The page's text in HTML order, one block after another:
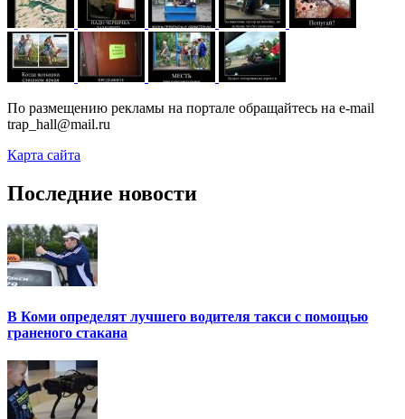
По размещению рекламы на портале обращайтесь на e-mail
trap_hall@mail.ru
Карта сайта
Последние новости
В Коми определят лучшего водителя такси с помощью
граненого стакана